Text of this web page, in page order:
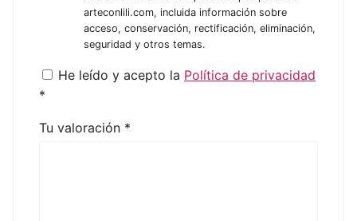
Tu valoración *
arteconlili.com, incluida información sobre
acceso, conservación, rectificación, eliminación,
seguridad y otros temas.
He leído y acepto la Política de privacidad
*